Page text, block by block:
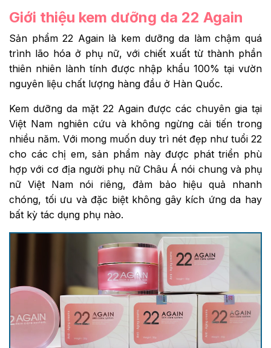
Giới thiệu kem dưỡng da 22 Again
Sản phẩm 22 Again là kem dưỡng da làm chậm quá
trình lão hóa ở phụ nữ, với chiết xuất từ thành phần
thiên nhiên lành tính được nhập khẩu 100% tại vườn
nguyên liệu chất lượng hàng đầu ở Hàn Quốc.
Kem dưỡng da mặt 22 Again được các chuyên gia tại
Việt Nam nghiên cứu và không ngừng cải tiến trong
nhiều năm. Với mong muốn duy trì nét đẹp như tuổi 22
cho các chị em, sản phẩm này được phát triển phù
hợp với cơ địa người phụ nữ Châu Á nói chung và phụ
nữ Việt Nam nói riêng, đảm bảo hiệu quả nhanh
chóng, tối ưu và đặc biệt không gây kích ứng da hay
bất kỳ tác dụng phụ nào.